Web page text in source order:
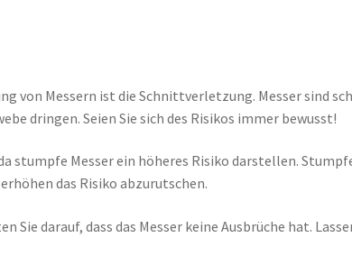
von Messern ist die Schnittverletzung. Messer sind
dringen. Seien Sie sich des Risikos immer bewusst!
stumpfe Messer ein höheres Risiko darstellen.
das Risiko abzurutschen.
darauf, dass das Messer keine Ausbrüche hat.